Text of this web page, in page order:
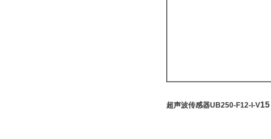
超声波传感器UB250-F12-I-V15